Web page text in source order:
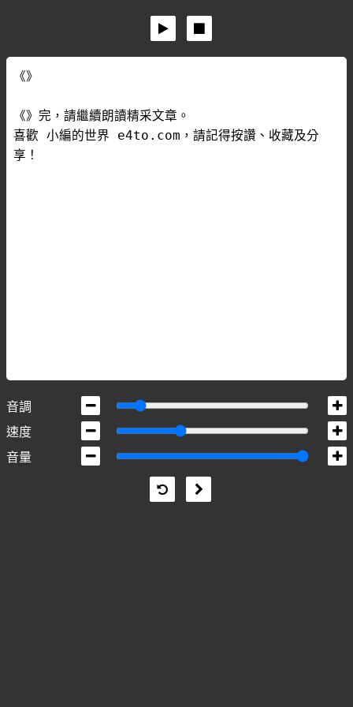
音調
速度
音量